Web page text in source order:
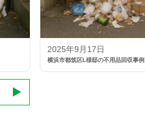
2025年9月17日
横浜市都筑区L様邸の不用品回収事例